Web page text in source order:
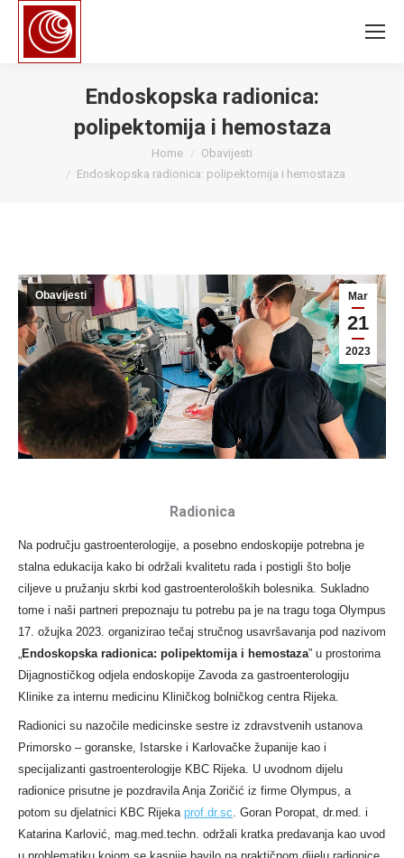
Endoskopska radionica:
polipektomija i hemostaza
Home
Obavijesti
Endoskopska radionica: polipektomija i hemostaza
Mar
21
2023
Obavijesti
Radionica
Na području gastroenterologije, a posebno endoskopije potrebna je
stalna edukacija kako bi održali kvalitetu rada i postigli što bolje
ciljeve u pružanju skrbi kod gastroenteroloških bolesnika. Sukladno
tome i naši partneri prepoznaju tu potrebu pa je na tragu toga Olympus
17. ožujka 2023. organizirao tečaj stručnog usavršavanja pod nazivom
„Endoskopska radionica: polipektomija i hemostaza” u prostorima
Dijagnostičkog odjela endoskopije Zavoda za gastroenterologiju
Klinike za internu medicinu Kliničkog bolničkog centra Rijeka.
Radionici su nazočile medicinske sestre iz zdravstvenih ustanova
Primorsko – goranske, Istarske i Karlovačke županije kao i
specijalizanti gastroenterologije KBC Rijeka. U uvodnom dijelu
radionice prisutne je pozdravila Anja Zoričić iz firme Olympus, a
potom su djelatnici KBC Rijeka prof.dr.sc . Goran Poropat, dr.med. i
Katarina Karlović, mag.med.techn. održali kratka predavanja kao uvod